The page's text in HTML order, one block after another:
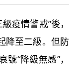
情警戒”後，
降至二級。但防
“降級無感”，